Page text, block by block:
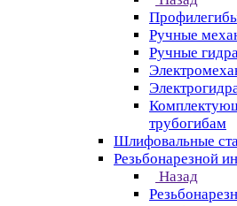
Ручные
Ручные
трубогибам
Шлифовальные
Резьбонарезной
Назад